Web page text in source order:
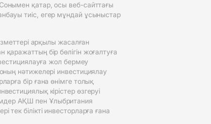
қатар, осы веб-сайттағы
тиіс, егер мұндай ұсыныстар
арқылы жасалған
бір бөлігін жоғалтуға
жол бермеу
нәтижелері инвестициялау
бір ғана өнімге толық
кірістер өзгеруі
АҚШ пен Ұлыбритания
білікті инвесторларға ғана